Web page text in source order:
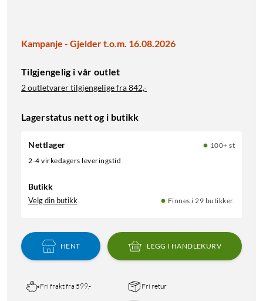
Kampanje - Gjelder t.o.m. 16.08.2026
Tilgjengelig i vår outlet
2 outletvarer tilgjengelige fra842,-
Lagerstatus nett og i butikk
Nettlager
100+ st
2-4 virkedagers leveringstid
Butikk
Velg din butikk Finnes i 29 butikker.
HENT LEGG I HANDLEKURV
Fri frakt fra 599,- Fri retur